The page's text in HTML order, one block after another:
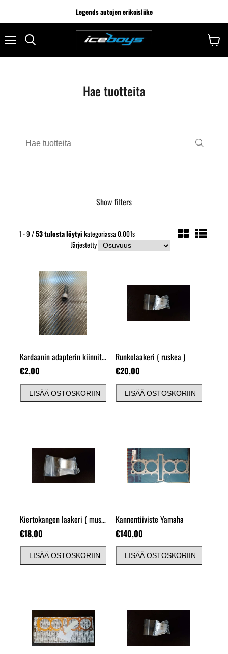
Legends autojen erikoisliike
Hae tuotteita
Show filters
1 - 9 /53tulosta löytyi kategoriassa 0.001s
Järjestetty
Kardaanin adapterin kiinnityspultti
€2,00
LISÄÄ OSTOSKORIIN
Runkolaakeri ( ruskea )
€20,00
LISÄÄ OSTOSKORIIN
Kiertokangen laakeri ( musta )
€18,00
LISÄÄ OSTOSKORIIN
Kannentiiviste Yamaha
€140,00
LISÄÄ OSTOSKORIIN